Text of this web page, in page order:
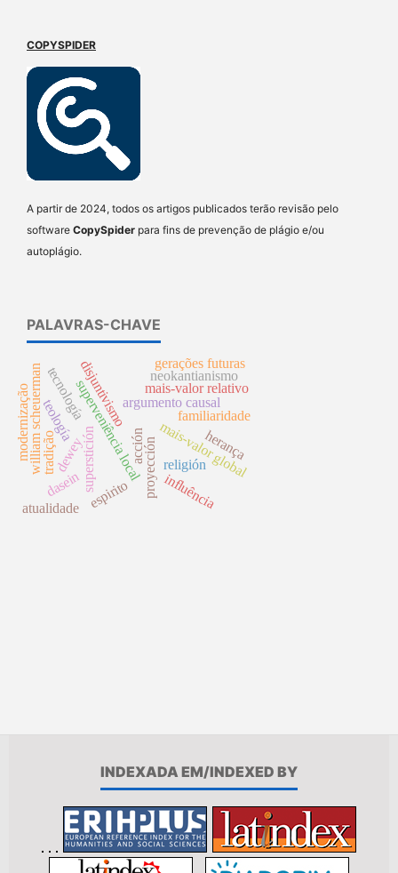
COPYSPIDER
A partir de 2024, todos os artigos publicados terão revisão pelo
software CopySpider para fins de prevenção de plágio e/ou
autoplágio.
PALAVRAS-CHAVE
argumento causal
superstición proyecciónmais-valor global
mais-valor relativo
superveniência local
disjuntivismo
religión
tecnología
dewey
teología
espirito influência
familiaridade
william scheuerman neokantianismo
dasein
herança
modernização tradição
gerações futuras
acción
atualidade
INDEXADA EM/INDEXED BY